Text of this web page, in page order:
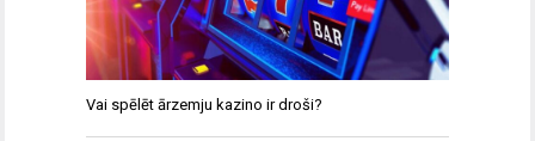
Vai spēlēt ārzemju kazino ir droši?